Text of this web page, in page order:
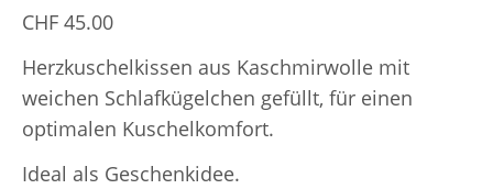
CHF 45.00
Herzkuschelkissen aus Kaschmirwolle mit
weichen Schlafkügelchen gefüllt, für einen
optimalen Kuschelkomfort.
Ideal als Geschenkidee.